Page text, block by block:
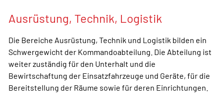
Ausrüstung, Technik, Logistik
Die Bereiche Ausrüstung, Technik und Logistik bilden ein
Schwergewicht der Kommandoabteilung. Die Abteilung ist
weiter zuständig für den Unterhalt und die
Bewirtschaftung der Einsatzfahrzeuge und Geräte, für die
Bereitstellung der Räume sowie für deren Einrichtungen.